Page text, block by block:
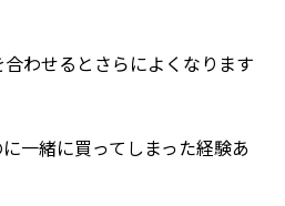
わせるとさらによくなります
一緒に買ってしまった経験あ